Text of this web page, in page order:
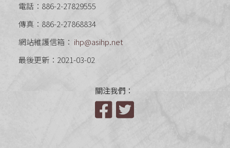
電話：886-2-27829555
傳真：886-2-27868834
網站維護信箱： ihp@asihp.net
最後更新：2021-03-02
關注我們：
Facebook